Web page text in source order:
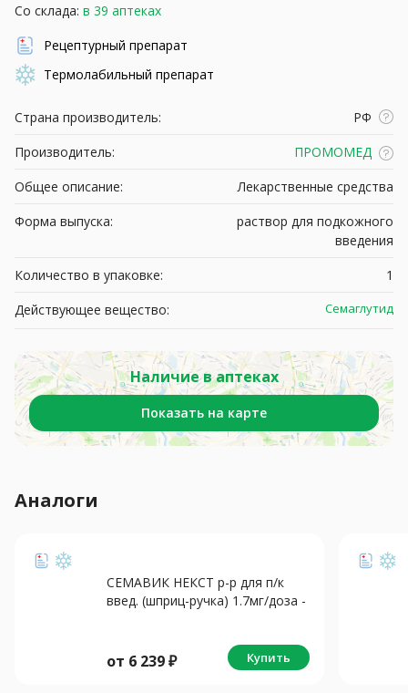
Со склада: в 39 аптеках
Рецептурный препарат
Термолабильный препарат
Страна производитель:
РФ
Производитель:
ПРОМОМЕД
Общее описание:
Лекарственные средства
Форма выпуска:
раствор для подкожного
введения
Количество в упаковке:
1
Действующее вещество:
Семаглутид
Наличие в аптеках
Показать на карте
Аналоги
СЕМАВИК НЕКСТ р-р для п/к
введ. (шприц-ручка) 1.7мг/доза -
от 6 239₽ Купить